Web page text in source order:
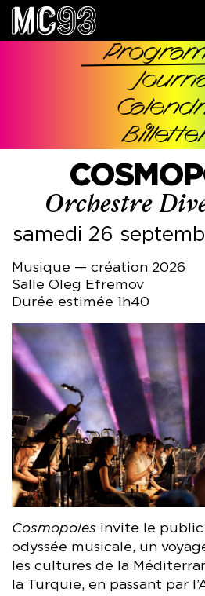
Aller
contenu
Navigation
Musique — création 2026
Orchestre
samedi 26
Salle Oleg Efremov
Durée estimée 1h40
Cosmopoles invite le
odyssée musicale, un
les cultures de la
la Turquie, en passant par